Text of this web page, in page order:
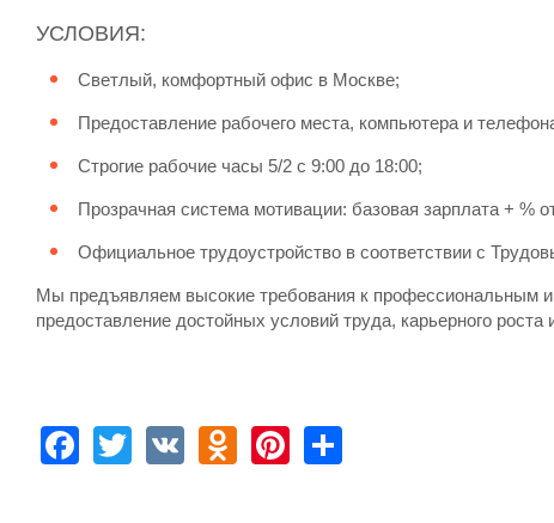
УСЛОВИЯ:
Светлый, комфортный офис в Москве;
Предоставление рабочего места, компьютера и
Строгие рабочие часы 5/2 с 9:00 до 18:00;
Прозрачная система мотивации: базовая зарплата + %
Официальное трудоустройство в соответствии с
Мы предъявляем высокие требования к профессиональным
предоставление достойных условий труда, карьерного роста
Facebook
Twitter
VK Odnoklassniki
Pinterest